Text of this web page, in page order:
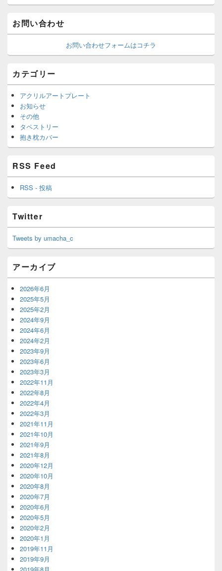
お問い合わせ
お問い合わせフォームはコチラ
カテゴリー
アクリルアートプレート
お知らせ
その他
タペストリー
抱き枕カバー
RSS Feed
RSS - 投稿
Twitter
Tweets by umacha_c
アーカイブ
2026年6月
2025年5月
2025年2月
2024年9月
2024年6月
2024年2月
2023年9月
2023年6月
2023年3月
2022年11月
2022年8月
2022年4月
2022年3月
2021年11月
2021年10月
2021年9月
2021年8月
2020年12月
2020年10月
2020年8月
2020年7月
2020年6月
2020年5月
2020年2月
2020年1月
2019年11月
2019年9月